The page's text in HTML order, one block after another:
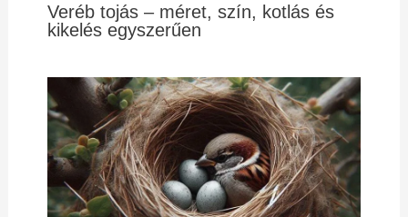
Veréb tojás – méret, szín, kotlás és
kikelés egyszerűen